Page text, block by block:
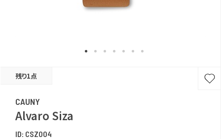
残り1点
CAUNY
Alvaro Siza
ID: CSZ004